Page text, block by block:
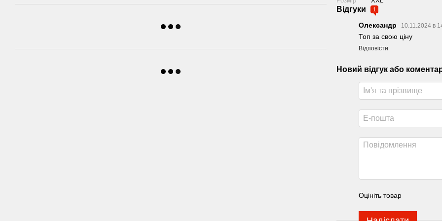
Відгуки 1
Олександр 10.11.2024 в
Топ за свою ціну
Відповісти
Новий відгук або
Оцініть товар